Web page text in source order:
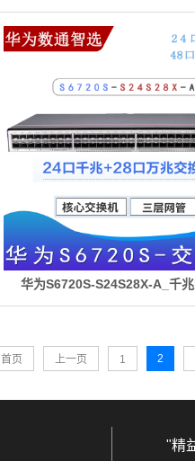
华为S6720S-S24S28X-A_千
首页 上一页 1 2
"精